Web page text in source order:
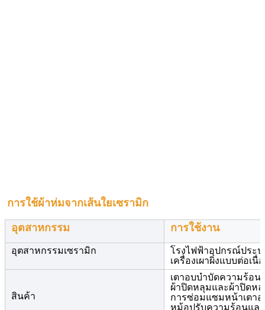
การใช้ผ้าห่มจากเส้นใยเซรามิก
อุตสาหกรรม การใช้งาน
อุตสาหกรรมเซรามิก
โรงไฟฟ้าอุปกรณ์ประ
เครื่องเผาผิงแบบต่อเ
สินค้า
เตาอบบําบัดความร้อน
ผ้าปิดหลุมและผ้าปิดห
การซ่อมแซมหน้าเตา
หม้อปรับความร้อนแล